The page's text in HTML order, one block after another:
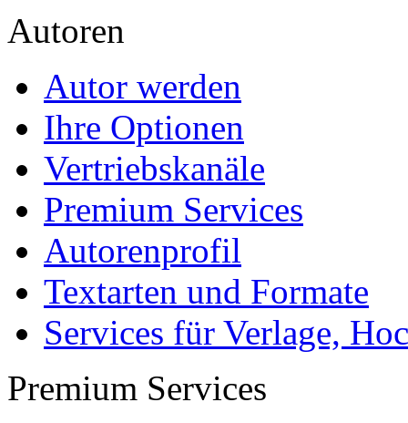
Autoren
Autor werden
Ihre Optionen
Vertriebskanäle
Premium Services
Autorenprofil
Textarten und Formate
Services für Verlage,
Premium Services